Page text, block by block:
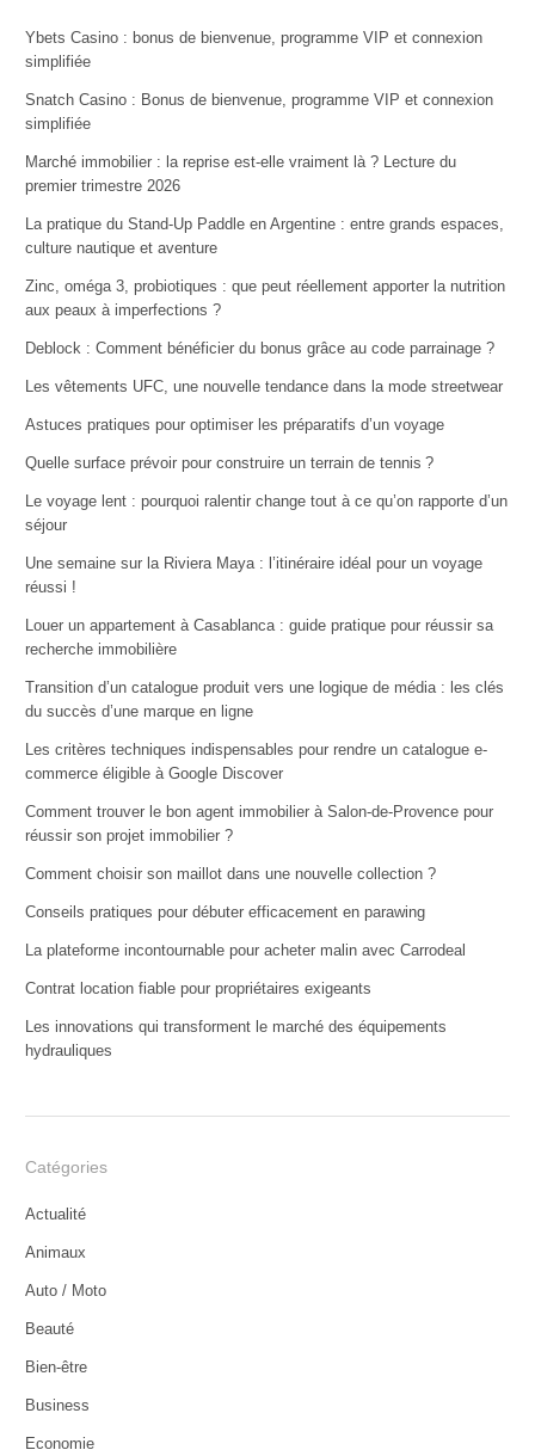
Ybets Casino : bonus de bienvenue, programme VIP et connexion
simplifiée
Snatch Casino : Bonus de bienvenue, programme VIP et connexion
simplifiée
Marché immobilier : la reprise est-elle vraiment là ? Lecture du
premier trimestre 2026
La pratique du Stand-Up Paddle en Argentine : entre grands espaces,
culture nautique et aventure
Zinc, oméga 3, probiotiques : que peut réellement apporter la nutrition
aux peaux à imperfections ?
Deblock : Comment bénéficier du bonus grâce au code parrainage ?
Les vêtements UFC, une nouvelle tendance dans la mode streetwear
Astuces pratiques pour optimiser les préparatifs d’un voyage
Quelle surface prévoir pour construire un terrain de tennis ?
Le voyage lent : pourquoi ralentir change tout à ce qu’on rapporte d’un
séjour
Une semaine sur la Riviera Maya : l’itinéraire idéal pour un voyage
réussi !
Louer un appartement à Casablanca : guide pratique pour réussir sa
recherche immobilière
Transition d’un catalogue produit vers une logique de média : les clés
du succès d’une marque en ligne
Les critères techniques indispensables pour rendre un catalogue e-
commerce éligible à Google Discover
Comment trouver le bon agent immobilier à Salon-de-Provence pour
réussir son projet immobilier ?
Comment choisir son maillot dans une nouvelle collection ?
Conseils pratiques pour débuter efficacement en parawing
La plateforme incontournable pour acheter malin avec Carrodeal
Contrat location fiable pour propriétaires exigeants
Les innovations qui transforment le marché des équipements
hydrauliques
Catégories
Actualité
Animaux
Auto / Moto
Beauté
Bien-être
Business
Economie